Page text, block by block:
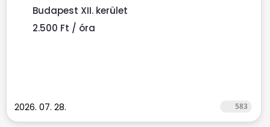
Budapest XII. kerület
2.500 Ft / óra
2026. 07. 28. 583